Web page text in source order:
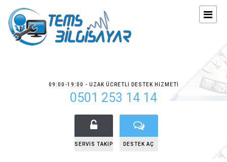
09:00-19:00 - UZAK ÜCRETLI DESTEK HIZMETI
0501 253 14 14
SERVIS TAKIP DESTEK AÇ